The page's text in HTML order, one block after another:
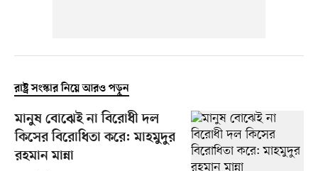
রাষ্ট্র সংস্কার নিয়ে আরও পড়ুন
মানুষ বোঝেই না বিরোধী দল
কিসের বিরোধিতা করে: মাহমুদুর
রহমান মান্না